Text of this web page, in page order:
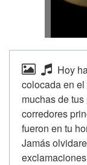
Hoy
colocada en
muchas de
corredores
fueron en tu
Jamás